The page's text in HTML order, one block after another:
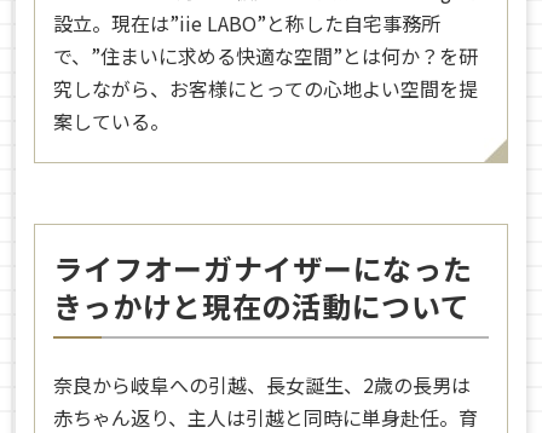
設立。現在は”iie LABO”と称した自宅事務所
で、”住まいに求める快適な空間”とは何か？を研
究しながら、お客様にとっての心地よい空間を提
案している。
ライフオーガナイザーになった
きっかけと現在の活動について
奈良から岐阜への引越、長女誕生、2歳の長男は
赤ちゃん返り、主人は引越と同時に単身赴任。育